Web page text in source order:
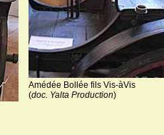
Amédée Bollée fils Vis-àVis
(doc. Yalta Production)